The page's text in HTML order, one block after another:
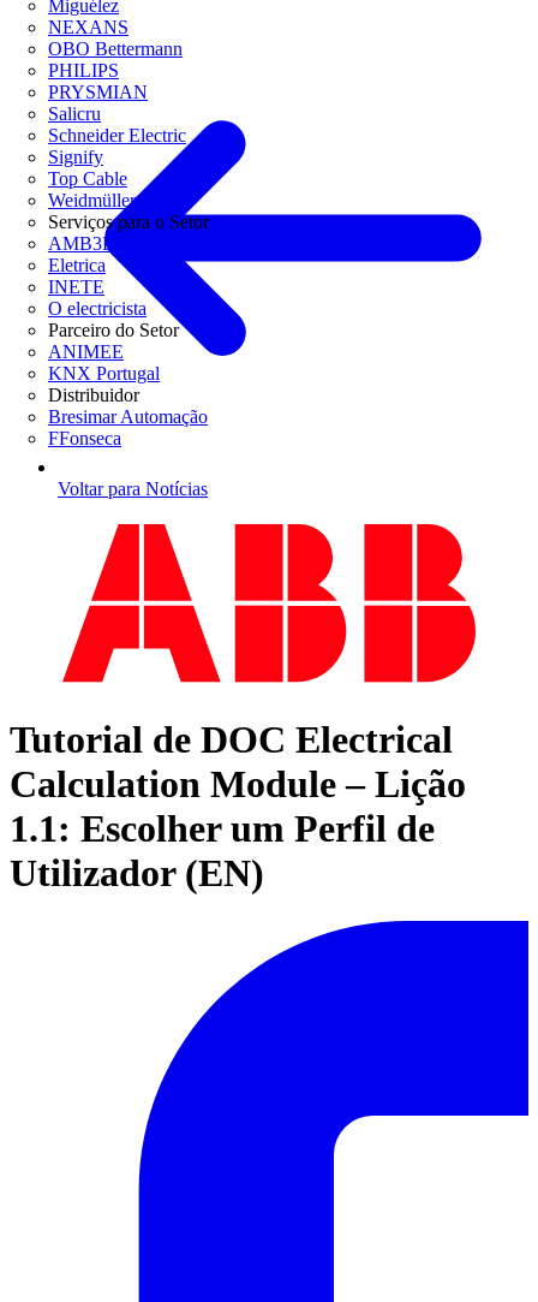
Miguélez
NEXANS
OBO Bettermann
PHILIPS
PRYSMIAN
Salicru
Schneider Electric
Signify
Top Cable
Weidmüller
Serviços para o Setor
AMB3E
Eletrica
INETE
O electricista
Parceiro do Setor
ANIMEE
KNX Portugal
Distribuidor
Bresimar Automação
FFonseca
Voltar para Notícias
Tutorial de DOC Electrical
Calculation Module – Lição
1.1: Escolher um Perfil de
Utilizador (EN)